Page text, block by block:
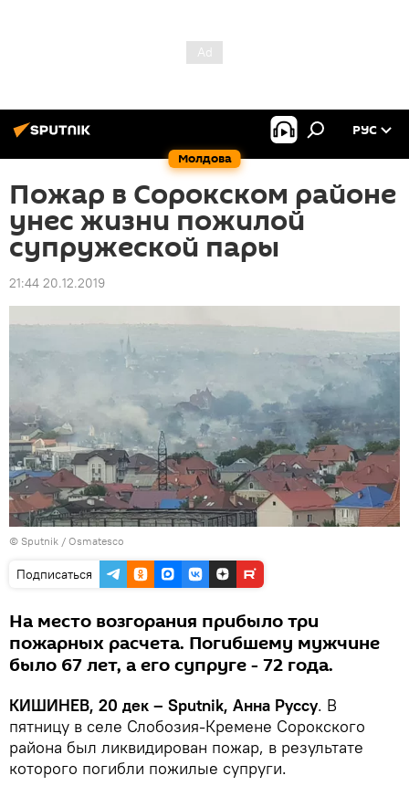
Молдова
РУС
Пожар в Сорокском районе
унес жизни пожилой
супружеской пары
21:44 20.12.2019
© Sputnik / Osmatesco
Подписаться
На место возгорания прибыло три
пожарных расчета. Погибшему мужчине
было 67 лет, а его супруге - 72 года.
КИШИНЕВ, 20 дек – Sputnik, Анна Руссу. В
пятницу в селе Слобозия-Кремене Сорокского
района был ликвидирован пожар, в результате
которого погибли пожилые супруги.